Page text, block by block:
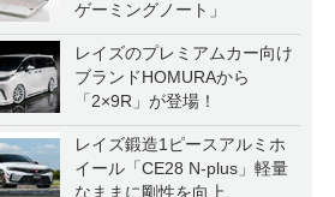
ゲーミングノート」
レイズのプレミアムカー向け
ブランドHOMURAから
「2×9R」が登場！
レイズ鍛造1ピースアルミホ
イール「CE28 N-plus」軽量
なままに剛性を向上